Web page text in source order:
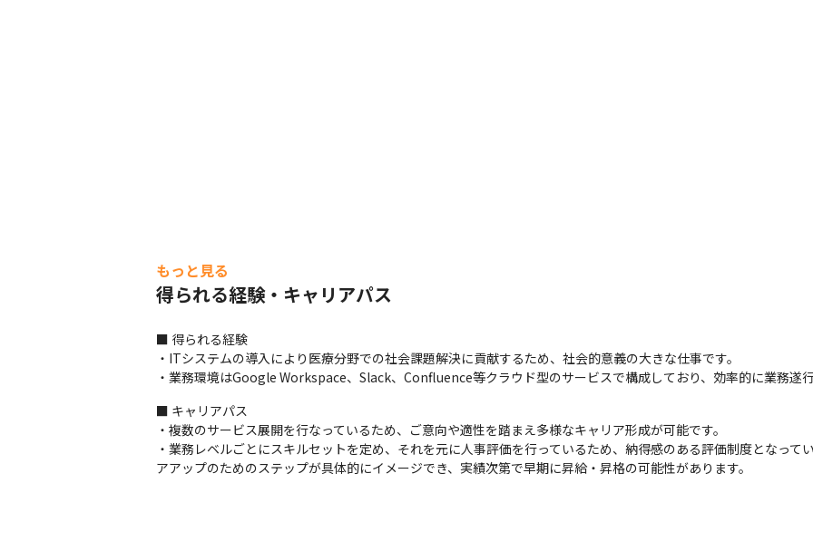
もっと見る
得られる経験・キャリアパス
■ 得られる経験
・ITシステムの導入により医療分野での社会課題解決に貢献するため、社会的意義の大きな仕事です。
・業務環境はGoogle Workspace、Slack、Confluence等クラウド型のサービスで構成しており、効率的に業務遂
■ キャリアパス
・複数のサービス展開を行なっているため、ご意向や適性を踏まえ多様なキャリア形成が可能です。
・業務レベルごとにスキルセットを定め、それを元に人事評価を行っているため、納得感のある評価制度となって
アアップのためのステップが具体的にイメージでき、実績次第で早期に昇給・昇格の可能性があります。